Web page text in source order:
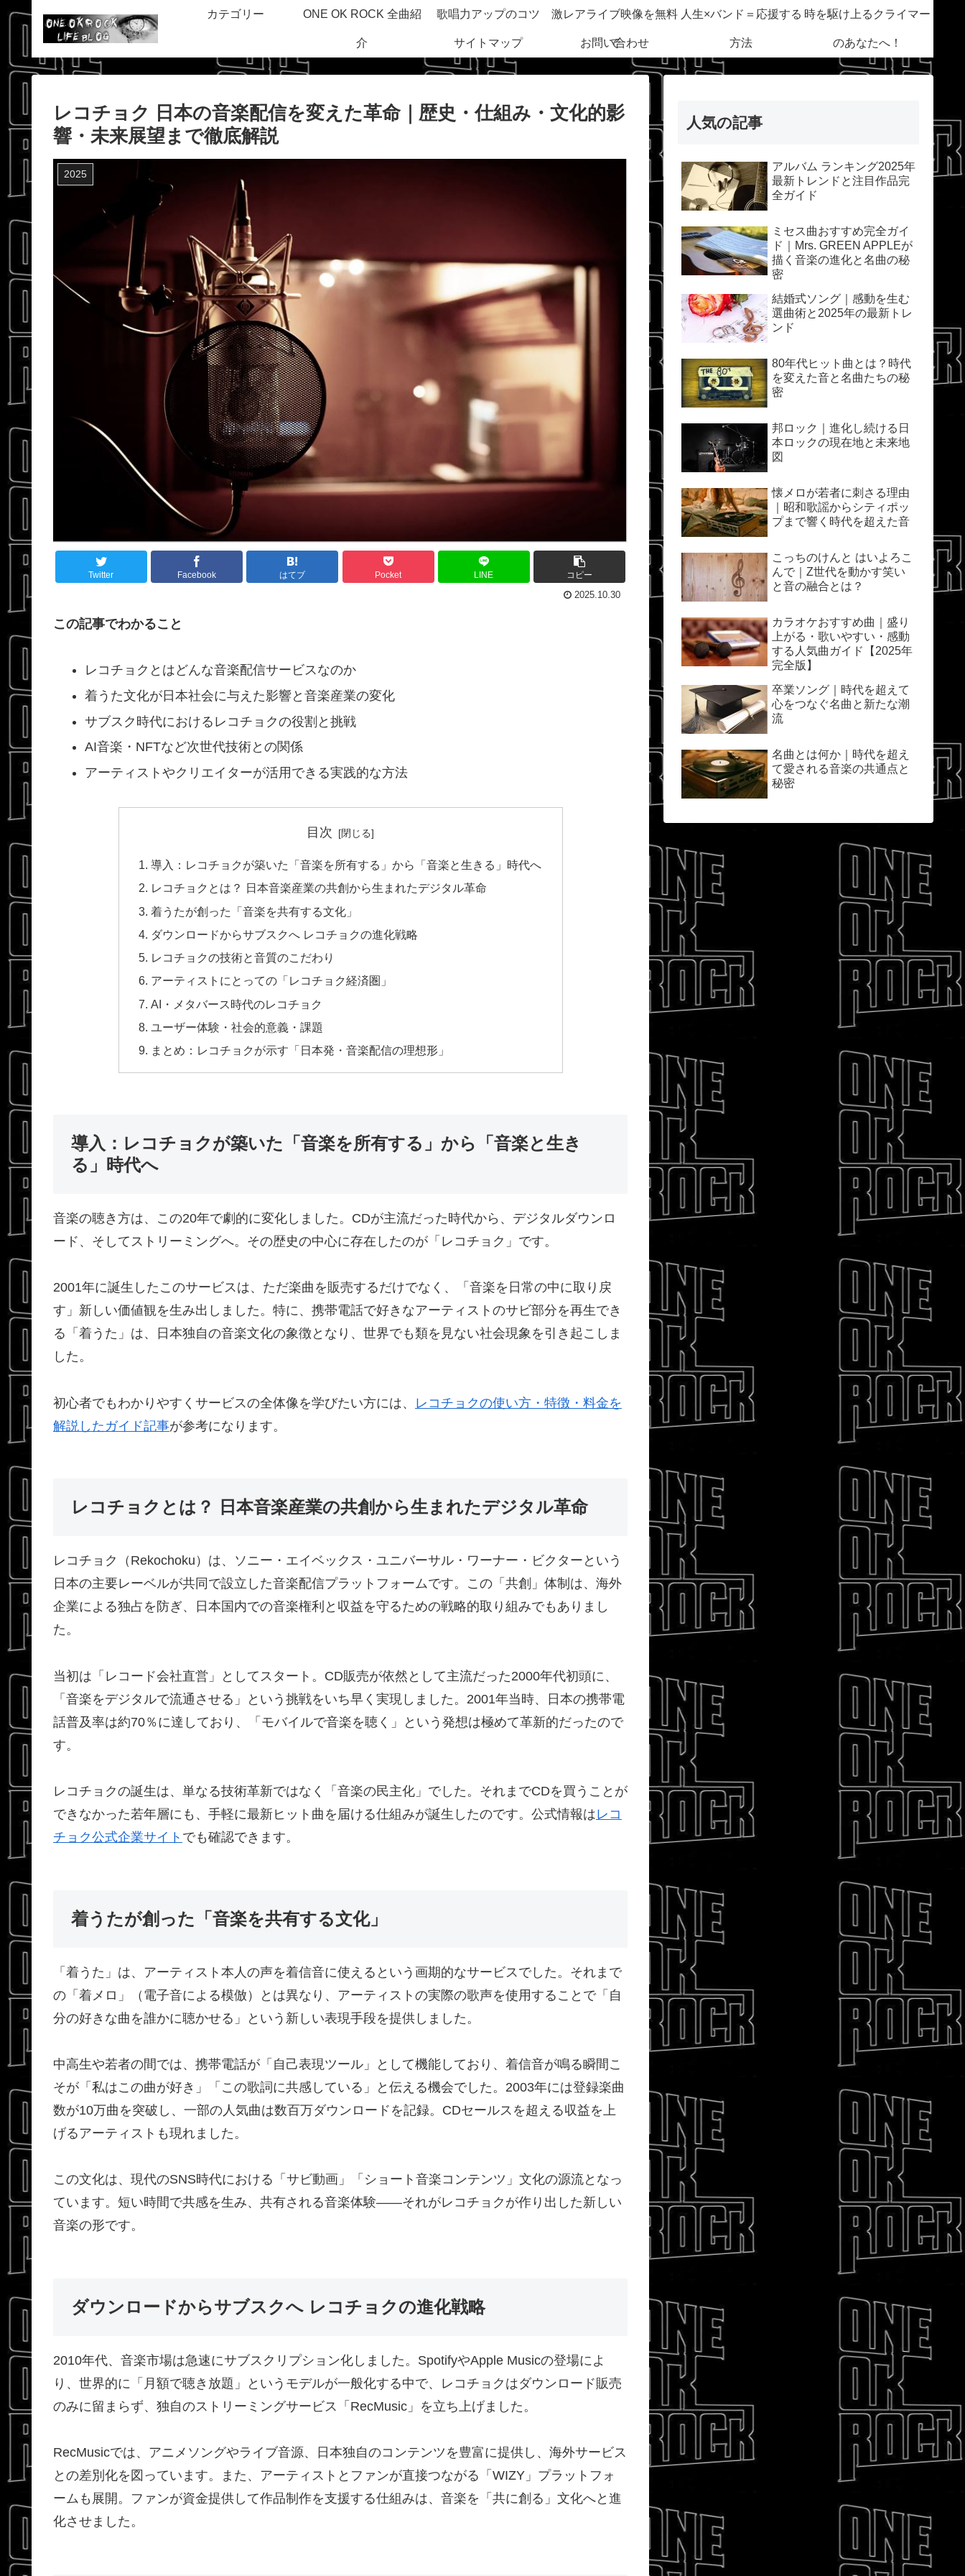
カテゴリー ONE OK ROCK 全曲紹
介
歌唱力アップのコツ 激レアライブ映像を無料
で
人生×バンド＝応援する
方法
時を駆け上るクライマー
のあなたへ！
サイトマップ お問い合わせ
レコチョク 日本の音楽配信を変えた革命｜歴史・仕組み・文化的影
響・未来展望まで徹底解説
2025
Twitter Facebook はてブ Pocket LINE コピー
2025.10.30
この記事でわかること
レコチョクとはどんな音楽配信サービスなのか
着うた文化が日本社会に与えた影響と音楽産業の変化
サブスク時代におけるレコチョクの役割と挑戦
AI音楽・NFTなど次世代技術との関係
アーティストやクリエイターが活用できる実践的な方法
目次
導入：レコチョクが築いた「音楽を所有する」から「音楽と生きる」時代へ
レコチョクとは？ 日本音楽産業の共創から生まれたデジタル革命
着うたが創った「音楽を共有する文化」
ダウンロードからサブスクへ レコチョクの進化戦略
レコチョクの技術と音質のこだわり
アーティストにとっての「レコチョク経済圏」
AI・メタバース時代のレコチョク
ユーザー体験・社会的意義・課題
まとめ：レコチョクが示す「日本発・音楽配信の理想形」
導入：レコチョクが築いた「音楽を所有する」から「音楽と生き
る」時代へ
音楽の聴き方は、この20年で劇的に変化しました。CDが主流だった時代から、デジタルダウンロ
ード、そしてストリーミングへ。その歴史の中心に存在したのが「レコチョク」です。
2001年に誕生したこのサービスは、ただ楽曲を販売するだけでなく、「音楽を日常の中に取り戻
す」新しい価値観を生み出しました。特に、携帯電話で好きなアーティストのサビ部分を再生でき
る「着うた」は、日本独自の音楽文化の象徴となり、世界でも類を見ない社会現象を引き起こしま
した。
初心者でもわかりやすくサービスの全体像を学びたい方には、 レコチョクの使い方・特徴・料金を
解説したガイド記事が参考になります。
レコチョクとは？ 日本音楽産業の共創から生まれたデジタル革命
レコチョク（Rekochoku）は、ソニー・エイベックス・ユニバーサル・ワーナー・ビクターという
日本の主要レーベルが共同で設立した音楽配信プラットフォームです。この「共創」体制は、海外
企業による独占を防ぎ、日本国内での音楽権利と収益を守るための戦略的取り組みでもありまし
た。
当初は「レコード会社直営」としてスタート。CD販売が依然として主流だった2000年代初頭に、
「音楽をデジタルで流通させる」という挑戦をいち早く実現しました。2001年当時、日本の携帯電
話普及率は約70％に達しており、「モバイルで音楽を聴く」という発想は極めて革新的だったので
す。
レコチョクの誕生は、単なる技術革新ではなく「音楽の民主化」でした。それまでCDを買うことが
できなかった若年層にも、手軽に最新ヒット曲を届ける仕組みが誕生したのです。公式情報はレコ
チョク公式企業サイト でも確認できます。
着うたが創った「音楽を共有する文化」
「着うた」は、アーティスト本人の声を着信音に使えるという画期的なサービスでした。それまで
の「着メロ」（電子音による模倣）とは異なり、アーティストの実際の歌声を使用することで「自
分の好きな曲を誰かに聴かせる」という新しい表現手段を提供しました。
中高生や若者の間では、携帯電話が「自己表現ツール」として機能しており、着信音が鳴る瞬間こ
そが「私はこの曲が好き」「この歌詞に共感している」と伝える機会でした。2003年には登録楽曲
数が10万曲を突破し、一部の人気曲は数百万ダウンロードを記録。CDセールスを超える収益を上
げるアーティストも現れました。
この文化は、現代のSNS時代における「サビ動画」「ショート音楽コンテンツ」文化の源流となっ
ています。短い時間で共感を生み、共有される音楽体験――それがレコチョクが作り出した新しい
音楽の形です。
ダウンロードからサブスクへ レコチョクの進化戦略
2010年代、音楽市場は急速にサブスクリプション化しました。SpotifyやApple Musicの登場によ
り、世界的に「月額で聴き放題」というモデルが一般化する中で、レコチョクはダウンロード販売
のみに留まらず、独自のストリーミングサービス「RecMusic」を立ち上げました。
RecMusicでは、アニメソングやライブ音源、日本独自のコンテンツを豊富に提供し、海外サービス
との差別化を図っています。また、アーティストとファンが直接つながる「WIZY」プラットフォ
ームも展開。ファンが資金提供して作品制作を支援する仕組みは、音楽を「共に創る」文化へと進
化させました。
人気の記事
アルバム ランキング2025年
最新トレンドと注目作品完
全ガイド
ミセス曲おすすめ完全ガイ
ド｜Mrs. GREEN APPLEが
描く音楽の進化と名曲の秘
密
結婚式ソング｜感動を生む
選曲術と2025年の最新トレ
ンド
80年代ヒット曲とは？時代
を変えた音と名曲たちの秘
密
邦ロック｜進化し続ける日
本ロックの現在地と未来地
図
懐メロが若者に刺さる理由
｜昭和歌謡からシティポッ
プまで響く時代を超えた音
こっちのけんと はいよろこ
んで｜Z世代を動かす笑い
と音の融合とは？
カラオケおすすめ曲｜盛り
上がる・歌いやすい・感動
する人気曲ガイド【2025年
完全版】
卒業ソング｜時代を超えて
心をつなぐ名曲と新たな潮
流
名曲とは何か｜時代を超え
て愛される音楽の共通点と
秘密